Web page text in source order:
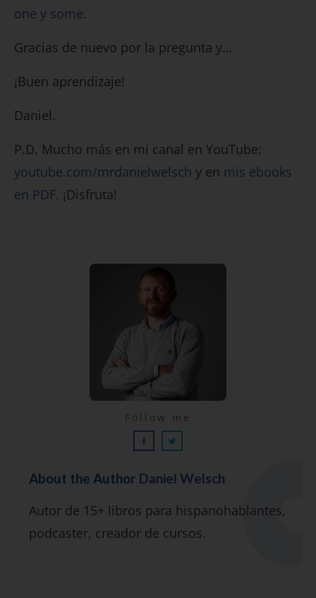
one y some.
Gracias de nuevo por la pregunta y…
¡Buen aprendizaje!
Daniel.
P.D. Mucho más en mi canal en YouTube:
youtube.com/mrdanielwelsch y en mis ebooks
en PDF. ¡Disfruta!
Lecciones por email...
Suscríbete y recibirás 2 o 3 lecciones
gratuitas por semana, además de la guía
"7 errores comunes al hablar inglés (y
About the Author Daniel Welsch
Autor de 15+ libros para hispanohablantes,
podcaster, creador de cursos.
Follow me